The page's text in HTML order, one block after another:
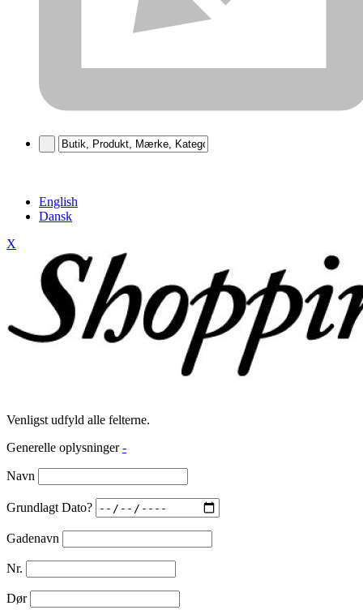
English
Dansk
X
Venligst udfyld alle felterne.
Generelle oplysninger -
Navn
Grundlagt Dato?
Gadenavn
Nr.
Dør